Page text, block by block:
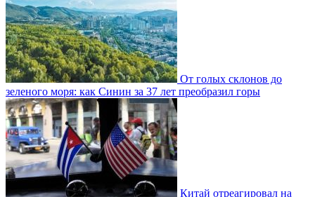
От голых склонов до
зеленого моря: как Синин за 37 лет преобразил горы
Китай отреагировал на